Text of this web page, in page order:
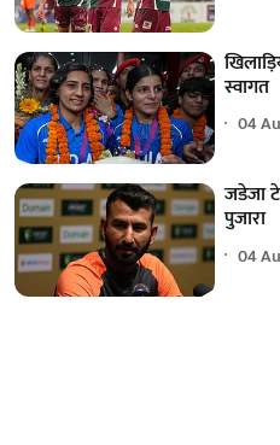
स्वागत
04
जडेजा
पुजारा
04